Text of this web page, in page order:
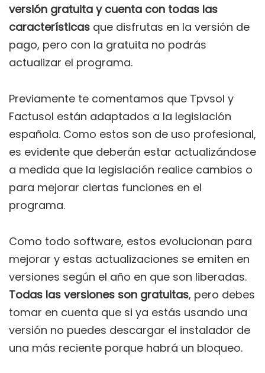
versión gratuita y cuenta con todas las
características que disfrutas en la versión de
pago, pero con la gratuita no podrás
actualizar el programa.
Previamente te comentamos que Tpvsol y
Factusol están adaptados a la legislación
española. Como estos son de uso profesional,
es evidente que deberán estar actualizándose
a medida que la legislación realice cambios o
para mejorar ciertas funciones en el
programa.
Como todo software, estos evolucionan para
mejorar y estas actualizaciones se emiten en
versiones según el año en que son liberadas.
Todas las versiones son gratuitas, pero debes
tomar en cuenta que si ya estás usando una
versión no puedes descargar el instalador de
una más reciente porque habrá un bloqueo.